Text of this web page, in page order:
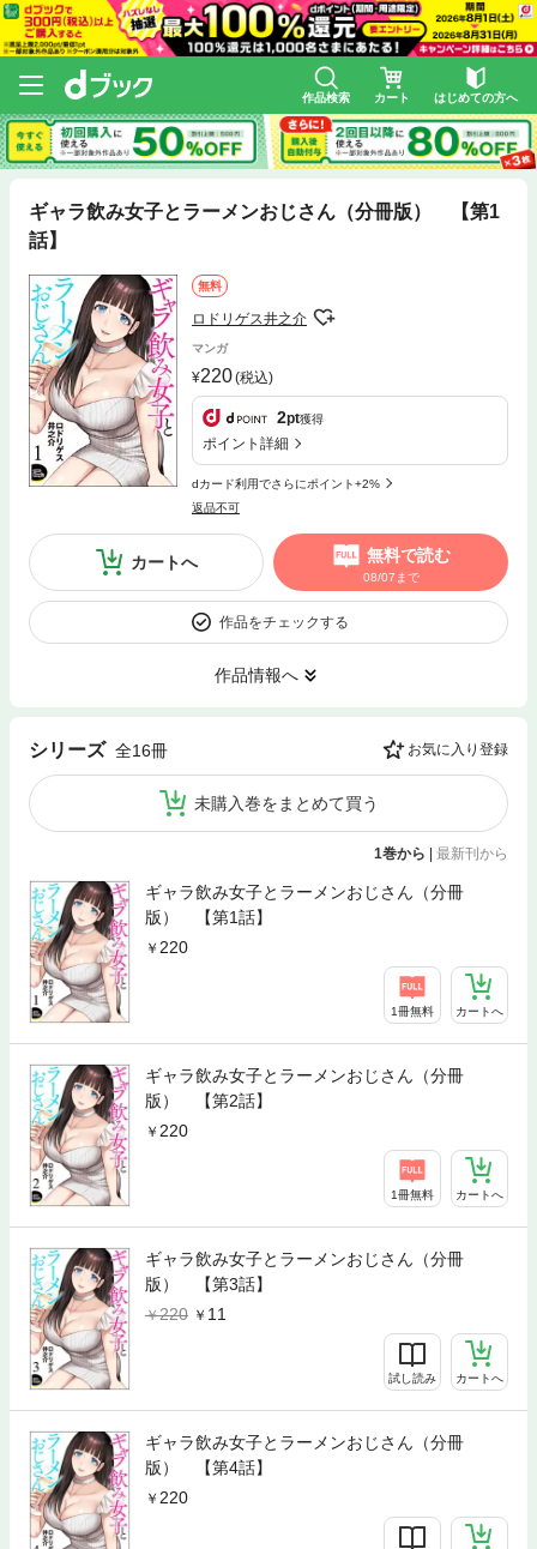
作品検索 カート はじめての方へ
ギャラ飲み女子とラーメンおじさん（分冊版） 【第1
話】
無料
ロドリゲス井之介
マンガ
220(税込)
2pt獲得
ポイント詳細
dカード利用でさらにポイント+2%
返品不可
カートへ 無料で読む
08/07まで
作品をチェックする
作品情報へ
シリーズ 全16冊 お気に入り登録
未購入巻をまとめて買う
1巻から 最新刊から
ギャラ飲み女子とラーメンおじさん（分冊
版） 【第1話】
220
1冊無料 カートへ
ギャラ飲み女子とラーメンおじさん（分冊
版） 【第2話】
220
1冊無料 カートへ
ギャラ飲み女子とラーメンおじさん（分冊
版） 【第3話】
220
11
試し読み カートへ
ギャラ飲み女子とラーメンおじさん（分冊
版） 【第4話】
220